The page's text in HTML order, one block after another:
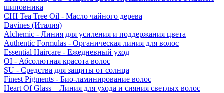
шиповника
CHI Tea Tree Oil - Масло чайного дерева
Davines (Италия)
Alchemic - Линия для усиления и поддержания цвета
Authentic Formulas - Органическая линия для волос
Essential Haircare - Eжедневный уход
OI - Абсолютная красота волос
SU - Средства для защиты от солнца
Finest Pigments - Био-ламинирование волос
Heart Of Glass – Линия для ухода и сияния светлых волос